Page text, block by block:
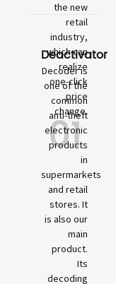
the new
retail
industry,
which can
realize
one-click
price
change.
01
Deactivator
Decoder is
one of the
common
anti-theft
electronic
products
in
supermarkets
and retail
stores. It
is also our
main
product.
Its
decoding